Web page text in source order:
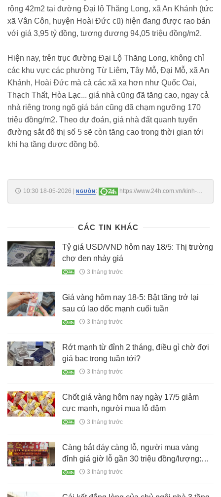
rộng 42m2 tại đường Đại lộ Thăng Long, xã An Khánh (tức
xã Vân Côn, huyện Hoài Đức cũ) hiện đang được rao bán
với giá 3,95 tỷ đồng, tương đương 94,05 triệu đồng/m2.
Hiện nay, trên trục đường Đại Lộ Thăng Long, không chỉ
các khu vực các phường Từ Liêm, Tây Mỗ, Đại Mỗ, xã An
Khánh, Hoài Đức mà cả các xã xa hơn như Quốc Oai,
Thạch Thất, Hòa Lạc... giá nhà cũng đã tăng cao, ngay cả
nhà riêng trong ngõ giá bán cũng đã chạm ngưỡng 170
triệu đồng/m2. Theo dự đoán, giá nhà đất quanh tuyến
đường sắt đô thị số 5 sẽ còn tăng cao trong thời gian tới
khi hạ tầng được đồng bộ.
10:30 18-05-2026 | NGUỒN :
https://www.24h.com.vn/kinh-
CÁC TIN KHÁC
Tỷ giá USD/VND hôm nay 18/5: Thị trường
chợ đen nhảy giá
3 tháng trước
Giá vàng hôm nay 18-5: Bật tăng trở lại
sau cú lao dốc mạnh cuối tuần
3 tháng trước
Rớt mạnh từ đỉnh 2 tháng, điều gì chờ đợi
giá bạc trong tuần tới?
3 tháng trước
Chốt giá vàng hôm nay ngày 17/5 giảm
cực mạnh, người mua lỗ đậm
3 tháng trước
Càng bắt đáy càng lỗ, người mua vàng
đỉnh giá giờ lỗ gần 30 triệu đồng/lượng:
Giá vàng vào chu kỳ rơi tự do?
3 tháng trước